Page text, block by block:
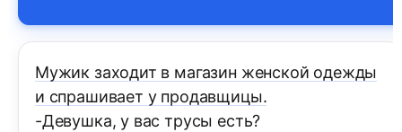
Мужик заходит в магазин женской одежды
и спрашивает у продавщицы.
-Девушка, у вас трусы есть?